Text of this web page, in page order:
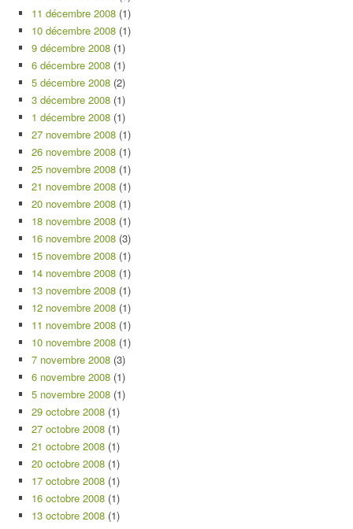
11 décembre 2008 (1)
10 décembre 2008 (1)
9 décembre 2008 (1)
6 décembre 2008 (1)
5 décembre 2008 (2)
3 décembre 2008 (1)
1 décembre 2008 (1)
27 novembre 2008 (1)
26 novembre 2008 (1)
25 novembre 2008 (1)
21 novembre 2008 (1)
20 novembre 2008 (1)
18 novembre 2008 (1)
16 novembre 2008 (3)
15 novembre 2008 (1)
14 novembre 2008 (1)
13 novembre 2008 (1)
12 novembre 2008 (1)
11 novembre 2008 (1)
10 novembre 2008 (1)
7 novembre 2008 (3)
6 novembre 2008 (1)
5 novembre 2008 (1)
29 octobre 2008 (1)
27 octobre 2008 (1)
21 octobre 2008 (1)
20 octobre 2008 (1)
17 octobre 2008 (1)
16 octobre 2008 (1)
13 octobre 2008 (1)